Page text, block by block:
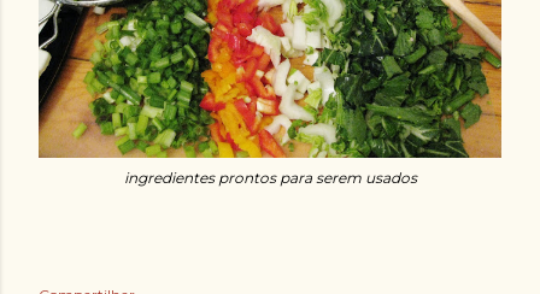
ingredientes prontos para serem usados